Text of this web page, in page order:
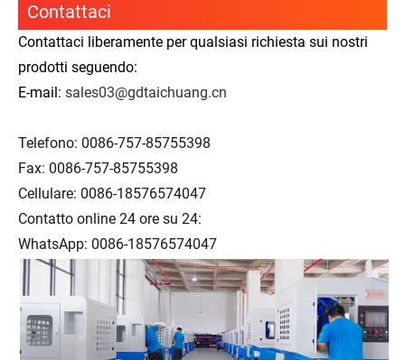
Contattaci
Contattaci liberamente per qualsiasi richiesta sui nostri
prodotti seguendo:
E-mail: sales03@gdtaichuang.cn
Telefono: 0086-757-85755398
Fax: 0086-757-85755398
Cellulare: 0086-18576574047
Contatto online 24 ore su 24:
WhatsApp: 0086-18576574047